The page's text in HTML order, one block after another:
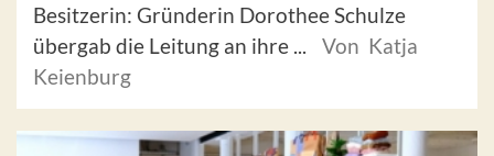
Besitzerin: Gründerin Dorothee Schulze
übergab die Leitung an ihre ...
Von Katja
Keienburg